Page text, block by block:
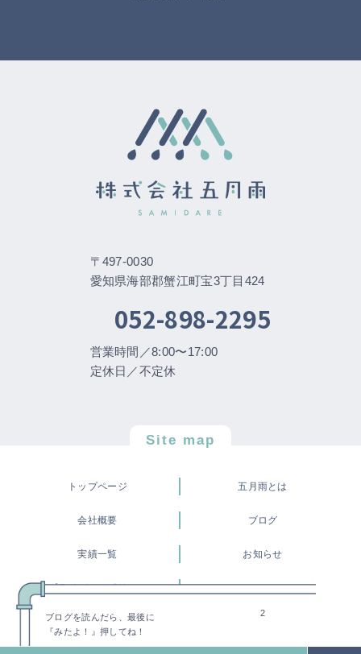
ブログを読んだら、最後に
『みたよ！』押してね！
2
〒497-0030
愛知県海部郡蟹江町宝3丁目424
052-898-2295
営業時間／8:00〜17:00
定休日／不定休
Site map
トップページ 五月雨とは
会社概要 ブログ
実績一覧 お知らせ
プライバシーポリシー
©株式会社 五月雨